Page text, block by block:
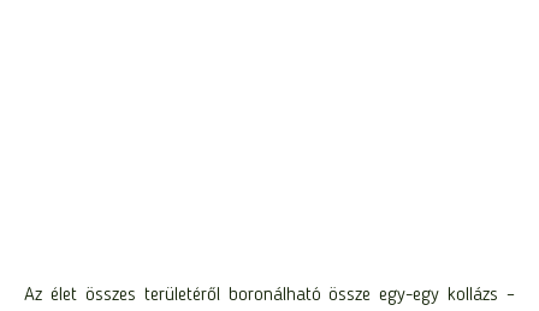
Az élet összes területéről boronálható össze egy-egy kollázs –